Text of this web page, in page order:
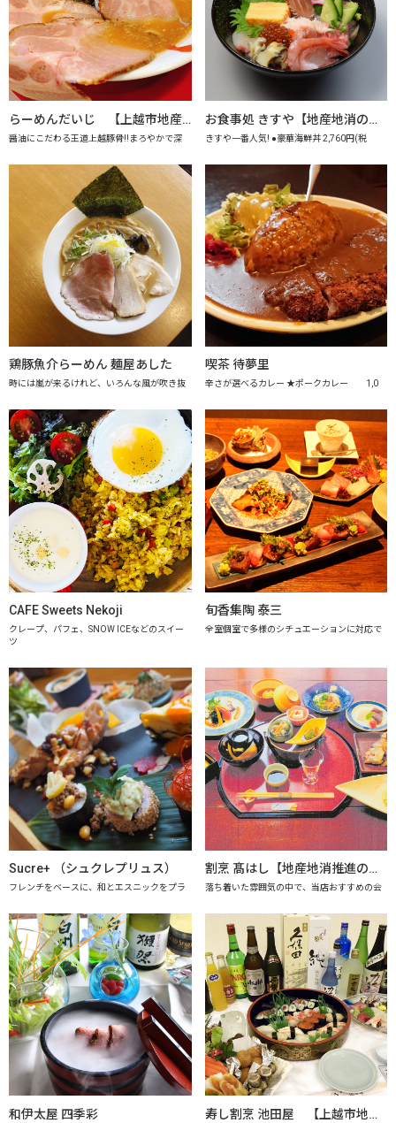
らーめんだいじ 【上越市地産地消推進の店認定店】
醤油にこだわる王道上越豚骨!!まろやかで深
お食事処 きすや【地産地消の店認定店】
きすや一番人気! ●豪華海鮮丼 2,760円(税
鶏豚魚介らーめん 麺屋あした
時には嵐が来るけれど、いろんな風が吹き抜
喫茶 待夢里
辛さが選べるカレー ★ポークカレー 1,0
CAFE Sweets Nekoji
クレープ、パフェ、SNOW ICEなどのスイー
ツ
旬香集陶 泰三
全室個室で多様のシチュエーションに対応で
Sucre+ （シュクレプリュス）
フレンチをベースに、和とエスニックをプラ
割烹 髙はし【地産地消推進の店「プレミアム認定店」】
落ち着いた雰囲気の中で、当店おすすめの会
和伊太屋 四季彩 寿し割烹 池田屋 【上越市地産地消の店認定店】